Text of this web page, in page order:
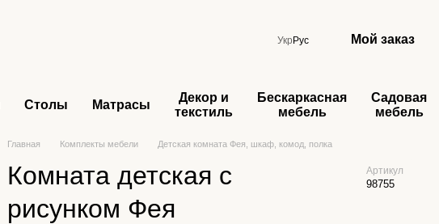
Укр Рус Мой заказ
Столы Матрасы
Декор и
текстиль
Бескаркасная
мебель
Садовая
мебель
Главная Комплекты мебели Детская комната Фея, шкаф, комод, полка
Комната детская с
рисунком Фея
Артикул
98755